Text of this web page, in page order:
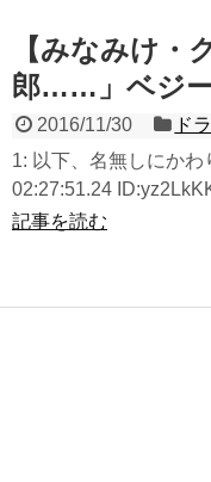
【みなみけ・
郎……」ベジ
2016/11/30
ド
1: 以下、名無しにか
02:27:51.24
記事を読む